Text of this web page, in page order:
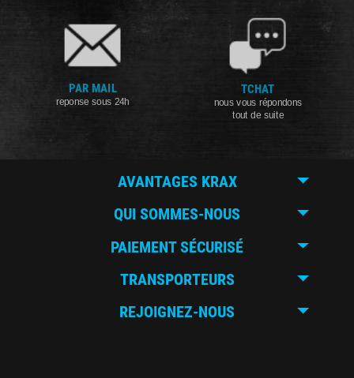
PAR MAIL
reponse sous 24h
TCHAT
nous vous répondons
tout de suite
AVANTAGES KRAX
QUI SOMMES-NOUS
PAIEMENT SÉCURISÉ
TRANSPORTEURS
REJOIGNEZ-NOUS